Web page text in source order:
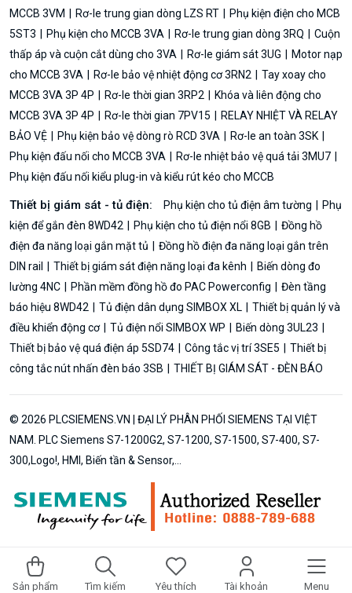
Sản phẩm Tìm kiếm Yêu thích Tài khoản Menu
MCCB 3VM
Rơ-le trung gian dòng LZS RT
Phụ kiện điện cho MCB
5ST3
Phụ kiện cho MCCB 3VA Rơ-le trung gian dòng 3RQ
Cuộn
thấp áp và cuộn cắt dùng cho 3VA
Rơ-le giám sát 3UG
Motor nạp
cho MCCB 3VA
Rơ-le bảo vệ nhiệt động cơ 3RN2
Tay xoay cho
MCCB 3VA 3P 4P
Rơ-le thời gian 3RP2
Khóa và liên động cho
MCCB 3VA 3P 4P
Rơ-le thời gian 7PV15
RELAY NHIỆT VÀ RELAY
BẢO VỆ
Phụ kiện bảo vệ dòng rò RCD 3VA
Rơ-le an toàn 3SK
Phụ kiện đấu nối cho MCCB 3VA
Rơ-le nhiệt bảo vệ quá tải 3MU7
Phụ kiện đấu nối kiểu plug-in và kiểu rút kéo cho MCCB
Thiết bị giám sát - tủ điện: Phụ kiện cho tủ điện âm tường
Phụ
kiện để gắn đèn 8WD42
Phụ kiện cho tủ điện nổi 8GB
Đồng hồ
điện đa năng loại gắn mặt tủ
Đồng hồ điện đa năng loại gắn trên
DIN rail
Thiết bị giám sát điện năng loại đa kênh
Biến dòng đo
lường 4NC
Phần mềm đồng hồ đo PAC Powerconfig
Đèn tầng
báo hiệu 8WD42
Tủ điện dân dụng SIMBOX XL
Thiết bị quản lý và
điều khiển động cơ
Tủ điện nổi SIMBOX WP
Biến dòng 3UL23
Thiết bị bảo vệ quá điện áp 5SD74
Công tắc vị trí 3SE5
Thiết bị
công tắc nút nhấn đèn báo 3SB
THIẾT BỊ GIÁM SÁT - ĐÈN BÁO
© 2026 PLCSIEMENS.VN | ĐẠI LÝ PHÂN PHỐI SIEMENS TẠI VIỆT
NAM. PLC Siemens S7-1200G2, S7-1200, S7-1500, S7-400, S7-
300,Logo!, HMI, Biến tần & Sensor,...